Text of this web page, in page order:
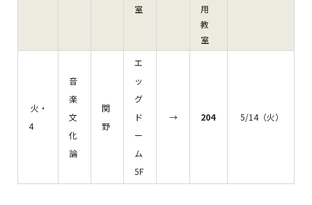
室
用
教
室
火・
4
音
楽
文
化
論
関
野
エ
ッ
グ
ド
ー
ム
5F
→ 204 5/14（火）